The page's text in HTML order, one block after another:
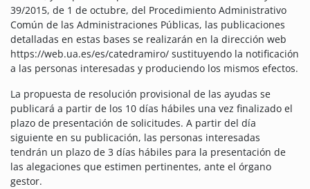
39/2015, de 1 de octubre, del Procedimiento Administrativo
Común de las Administraciones Públicas, las publicaciones
detalladas en estas bases se realizarán en la dirección web
https://web.ua.es/es/catedramiro/ sustituyendo la notificación
a las personas interesadas y produciendo los mismos efectos.
La propuesta de resolución provisional de las ayudas se
publicará a partir de los 10 días hábiles una vez finalizado el
plazo de presentación de solicitudes. A partir del día
siguiente en su publicación, las personas interesadas
tendrán un plazo de 3 días hábiles para la presentación de
las alegaciones que estimen pertinentes, ante el órgano
gestor.